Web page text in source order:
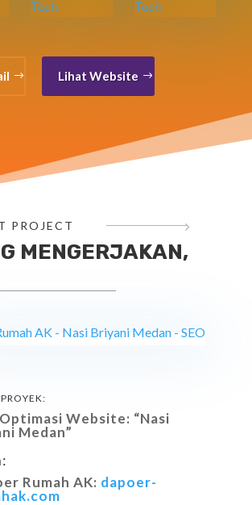
Lihat Website
PROJECT
MENGERJAKAN,
Website: “Nasi
Medan”
Rumah AK: dapoer-